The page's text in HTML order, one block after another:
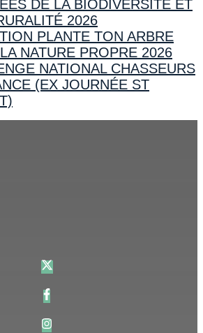
DE LA BIODIVERSITÉ ET
2026
PLANTE TON ARBRE
NATURE PROPRE 2026
NATIONAL CHASSEURS
(EX JOURNÉE ST